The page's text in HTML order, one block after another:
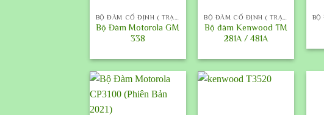
Bộ Đàm Motorola GM
338
Bộ đàm Kenwood TM
281A / 481A